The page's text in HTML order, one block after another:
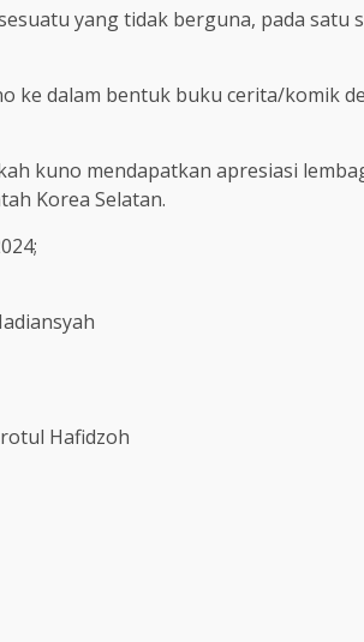
yang tidak berguna, pada
ke dalam bentuk buku cerita/komik
kuno mendapatkan apresiasi
Korea Selatan.
Hafidzoh